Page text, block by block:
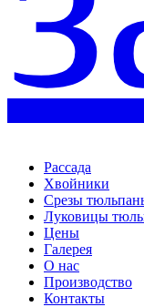
Рассада
Хвойники
Срезы
Луковицы
Цены
Галерея
О нас
Производство
Контакты